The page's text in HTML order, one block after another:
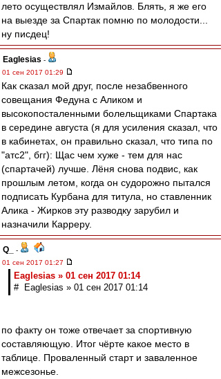
лето осуществлял Измайлов. Блять, я же его
на выезде за Спартак помню по молодости...
ну писдец!
Eaglesias -
01 сен 2017 01:29
Как сказал мой друг, после незабвенного
совещания Федуна с Аликом и
высокопосталенными болельщиками Спартака
в середине августа (я для усиления сказал, что
в кабинетах, он правильно сказал, что типа по
"атс2", бгг): Щас чем хуже - тем для нас
(спартачей) лучше. Лёня снова подвис, как
прошлым летом, когда он судорожно пытался
подписать Курбана для титула, но ставленник
Алика - Жирков эту разводку зарубил и
назначили Карреру.
Q_
-
01 сен 2017 01:27
Eaglesias » 01 сен 2017 01:14
# Eaglesias » 01 сен 2017 01:14
по факту он тоже отвечает за спортивную
составляющую. Итог чёрте какое место в
таблице. Проваленный старт и заваленное
межсезонье.